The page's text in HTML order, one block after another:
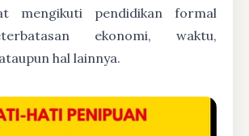
mengikuti pendidikan formal
ekonomi, waktu,
hal lainnya.